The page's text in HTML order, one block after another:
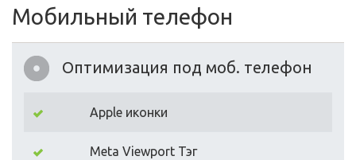
Мобильный телефон
Оптимизация под моб. телефон
Apple иконки
Meta Viewport Тэг